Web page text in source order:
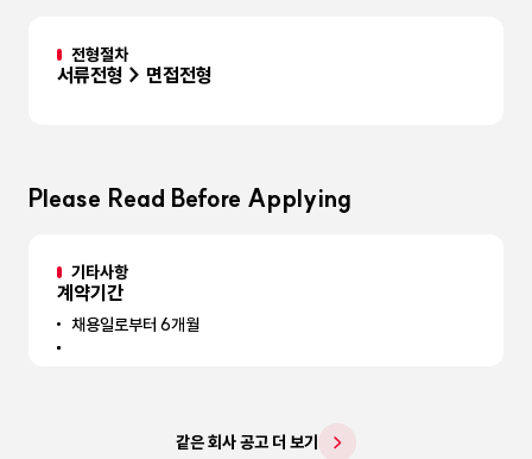
전형절차
서류전형 > 면접전형
Please Read Before Applying
기타사항
계약기간
채용일로부터 6개월
같은 회사 공고 더 보기